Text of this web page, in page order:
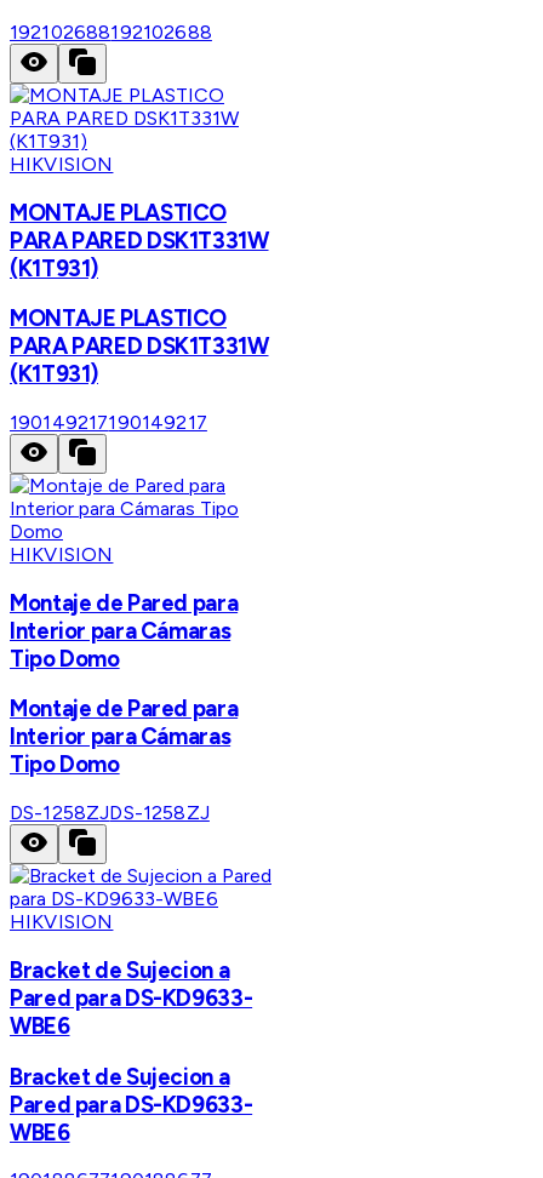
192102688192102688
HIKVISION
MONTAJE PLASTICO
PARA PARED DSK1T331W
(K1T931)
MONTAJE PLASTICO
PARA PARED DSK1T331W
(K1T931)
190149217190149217
HIKVISION
Montaje de Pared para
Interior para Cámaras
Tipo Domo
Montaje de Pared para
Interior para Cámaras
Tipo Domo
DS-1258ZJDS-1258ZJ
HIKVISION
Bracket de Sujecion a
Pared para DS-KD9633-
WBE6
Bracket de Sujecion a
Pared para DS-KD9633-
WBE6